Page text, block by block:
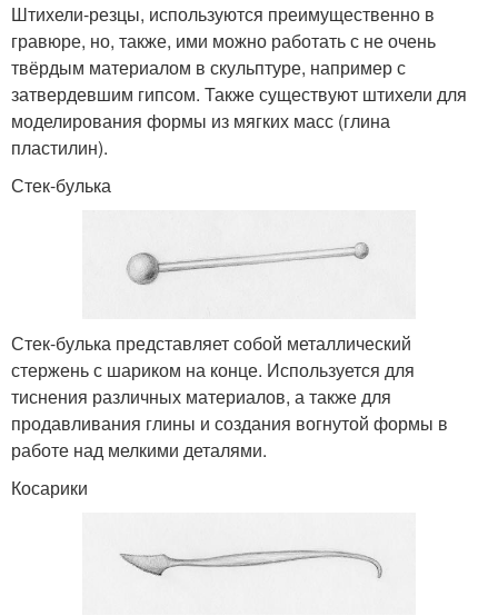
Штихели-резцы, используются преимущественно в
гравюре, но, также, ими можно работать с не очень
твёрдым материалом в скульптуре, например с
затвердевшим гипсом. Также существуют штихели для
моделирования формы из мягких масс (глина
пластилин).
Стек-булька
Стек-булька представляет собой металлический
стержень с шариком на конце. Используется для
тиснения различных материалов, а также для
продавливания глины и создания вогнутой формы в
работе над мелкими деталями.
Косарики